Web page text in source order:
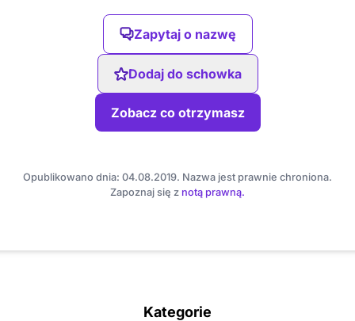
Zapytaj o nazwę
Dodaj do schowka
Zobacz co otrzymasz
Opublikowano dnia: 04.08.2019. Nazwa jest prawnie chroniona.
Zapoznaj się z notą prawną.
Kategorie